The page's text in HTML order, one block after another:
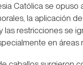
Católica se opuso
la aplicación
las restricciones se
en áreas